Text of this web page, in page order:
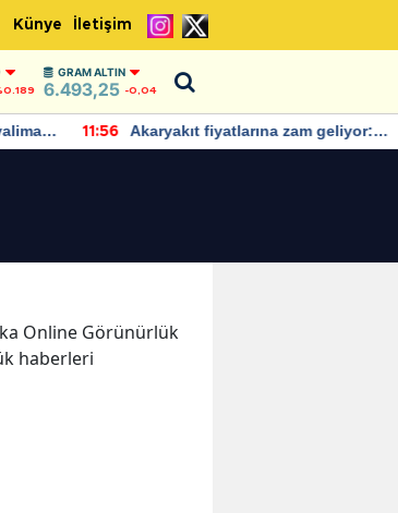
Künye İletişim
GRAM ALTIN
6.493,25 -0,04
11:56
Akaryakıt fiyatlarına zam geliyor:
Yeni tarih açıklandı
Online Görünürlük
haberleri